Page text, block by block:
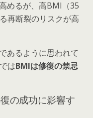
めるが、高BMI（35
再断裂のリスクが高
あるように思われて
はBMIは修復の禁忌
の成功に影響す